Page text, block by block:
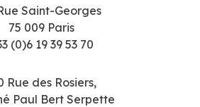
Saint-Georges
75 009 Paris
(0)6 19 39 53 70
Rue des Rosiers,
Paul Bert Serpette